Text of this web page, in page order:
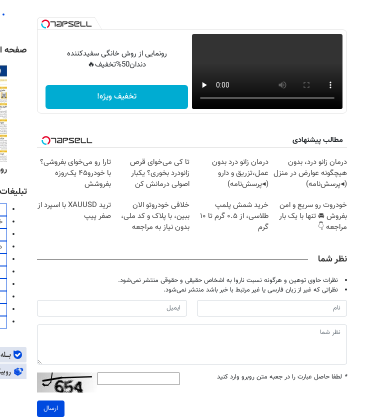
رونمایی از روش خانگی سفیدکننده
دندان50%تخفیف🔥
تخفیف ویژه!
مطالب پیشنهادی
درمان زانو درد، بدون
هیچگونه عوارض در منزل
(◂پرسش‌نامه)
درمان زانو درد بدون
عمل،تزریق و دارو
(◂پرسش‌نامه)
تا کی می‌خوای قرص
زانودرد بخوری؟ یکبار
اصولی درمانش کن
تارا رو می‌خوای بفروشی؟
با خودرو۴۵ یک‌روزه
بفروشش
خودروت رو سریع و امن
بفروش 🚘 تنها با یک بار
مراجعه 👇
خرید شمش پلمپ
طلاسی، از ۰.۵ گرم تا ۱۰
گرم
خلافی خودروتو الان
ببین، با پلاک و کد ملی،
بدون نیاز به مراجعه
ترید XAUUSD با اسپرد از
صفر پیپ
نظر شما
نظرات حاوی توهین و هرگونه نسبت ناروا به اشخاص حقیقی و حقوقی منتشر نمی‌شود.
نظراتی که غیر از زبان فارسی یا غیر مرتبط با خبر باشد منتشر نمی‌شود.
* لطفا حاصل عبارت را در جعبه متن روبرو وارد کنید
ارسال
صفحه
روزنامه‌های صبح پنج‌شنبه ۱۵ مرداد ۱۴۰۵ روزنامه‌های ورزشی پنج‌شنبه ۱۵ مرداد ۱۴۰۵
تبلیغات